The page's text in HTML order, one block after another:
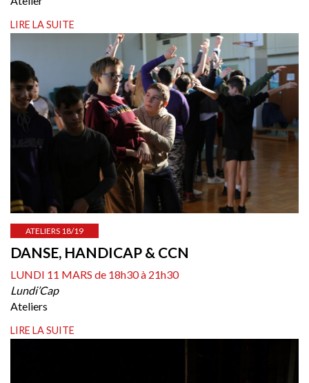
LIRE LA SUITE
ATELIERS 18/19
DANSE, HANDICAP & CCN
LUNDI 11 MARS de 18h30 à 21h30
Lundi’Cap
Ateliers
LIRE LA SUITE